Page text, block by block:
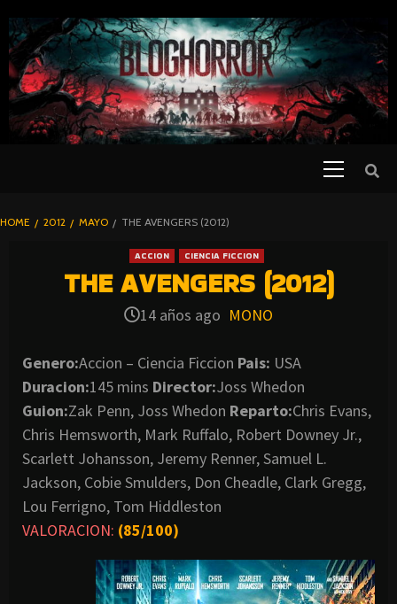
TO
CONTENT
BLOGHORROR
HOME 2012 MAYO THE AVENGERS (2012)
ACCION CIENCIA FICCION
THE AVENGERS (2012)
14 años ago MONO
Genero:Accion – Ciencia Ficcion Pais: USA
Duracion:145 mins Director:Joss Whedon
Guion:Zak Penn, Joss Whedon Reparto:Chris Evans,
Chris Hemsworth, Mark Ruffalo, Robert Downey Jr.,
Scarlett Johansson, Jeremy Renner, Samuel L.
Jackson, Cobie Smulders, Don Cheadle, Clark Gregg,
Lou Ferrigno, Tom Hiddleston
VALORACION: (85/100)